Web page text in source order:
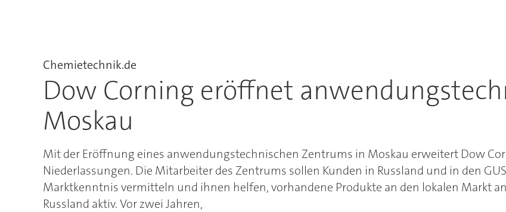
Chemietechnik.de
Dow Corning eröffnet
Moskau
Mit der Eröffnung eines anwendungstechnischen Zentrums in Moskau erweitert Dow
Niederlassungen. Die Mitarbeiter des Zentrums sollen Kunden in Russland und in den
Marktkenntnis vermitteln und ihnen helfen, vorhandene Produkte an den lokalen Markt
Russland aktiv. Vor zwei Jahren,